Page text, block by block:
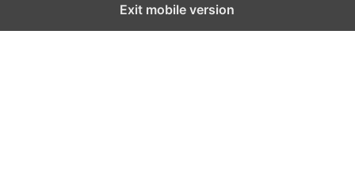
Exit mobile version